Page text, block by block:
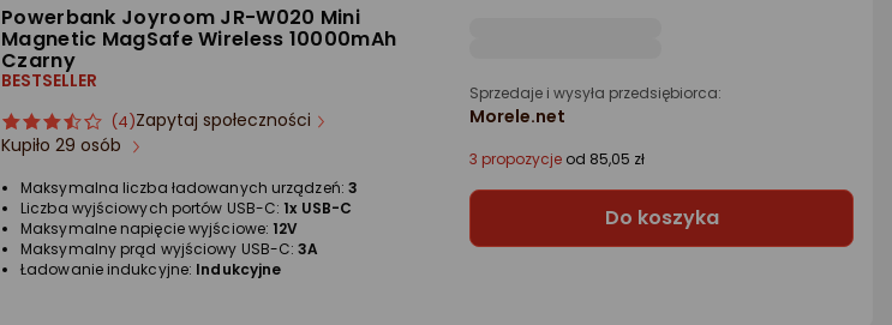
Powerbank Joyroom JR-W020 Mini
Magnetic MagSafe Wireless 10000mAh
Czarny
BESTSELLER
ocena
produktu
gwiazdki
Ocena
produktu
(4)Zapytaj społeczności
Kupiło 29 osób
Maksymalna liczba ładowanych urządzeń: 3
Liczba wyjściowych portów USB-C: 1x USB-C
Maksymalne napięcie wyjściowe: 12V
Maksymalny prąd wyjściowy USB-C:3A
Ładowanie indukcyjne: Indukcyjne
Sprzedaje i wysyła przedsiębiorca:
Morele.net
3 propozycje od 85,05 zł
Do koszyka